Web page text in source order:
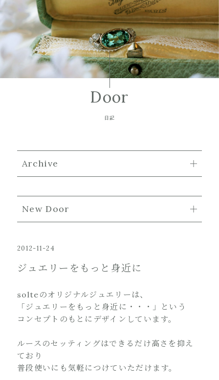
Door
日記
Archive
New Door
2012-11-24
ジュエリーをもっと身近に
solteのオリジナルジュエリーは、
「ジュエリーをもっと身近に・・・」という
コンセプトのもとにデザインしています。
ルースのセッティングはできるだけ高さを抑え
ており
普段使いにも気軽につけていただけます。